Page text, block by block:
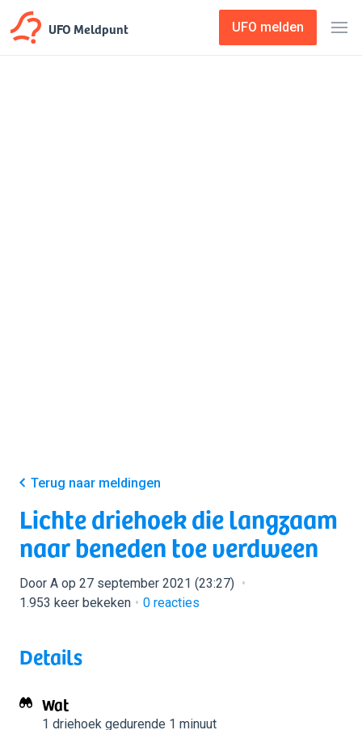
UFO Meldpunt UFO melden
Terug naar meldingen
Lichte driehoek die langzaam
naar beneden toe verdween
Door A op 27 september 2021 (23:27)
1.953 keer bekeken
0 reacties
Details
Wat
1 driehoek gedurende 1 minuut